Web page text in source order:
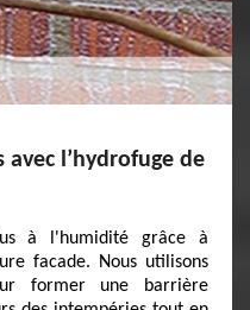
l’hydrofuge de
à l'humidité grâce à
facade. Nous utilisons
former une barrière